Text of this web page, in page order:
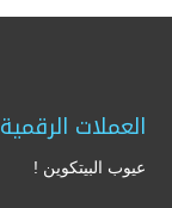
العملات الرقمية
عيوب البيتكوين !